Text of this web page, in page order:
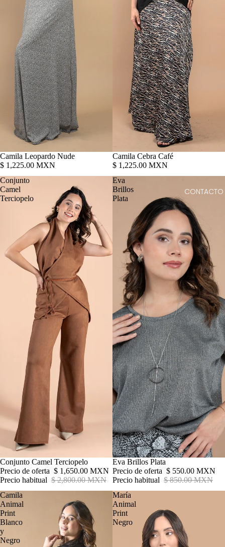
CONTACTO
Camila Leopardo Nude
$ 1,225.00 MXN
Camila Cebra Café
$ 1,225.00 MXN
Conjunto
Camel
Terciopelo
Oferta
Conjunto Camel Terciopelo
Precio de oferta $ 1,650.00 MXN
Precio habitual $ 2,800.00 MXN
Eva
Brillos
Plata
Oferta
Eva Brillos Plata
Precio de oferta $ 550.00 MXN
Precio habitual $ 850.00 MXN
Camila
Animal
Print
Blanco
y
Negro
María
Animal
Print
Negro